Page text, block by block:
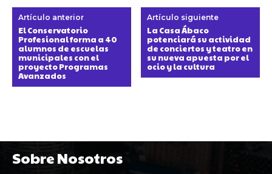
Artículo anterior
El Conservatorio
Profesional forma a 40
alumnos de escuelas
municipales con el
proyecto Programas
Avanzados
Artículo siguiente
La Casa Ábaco
potenciará su actividad
de conciertos y teatro en
su nueva apuesta por el
ocio y la cultura
Sobre Nosotros